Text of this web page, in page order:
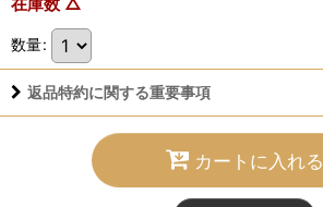
数量:
返品特約に関する重要事項
カートに入れる